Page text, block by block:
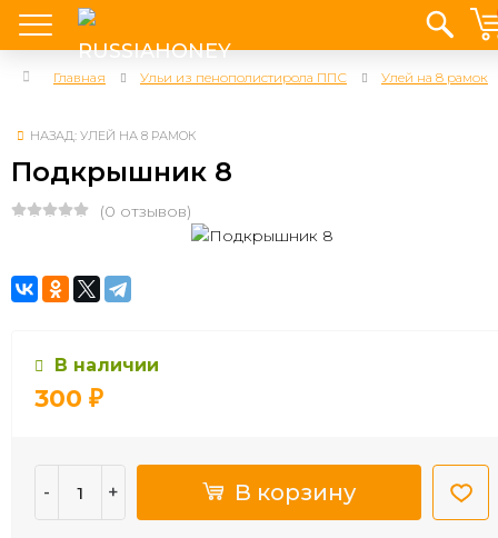
Главная Ульи из пенополистирола ППС Улей на 8 рамок
НАЗАД: УЛЕЙ НА 8 РАМОК
Подкрышник 8
(0 отзывов)
В наличии
300 ₽
- + В корзину